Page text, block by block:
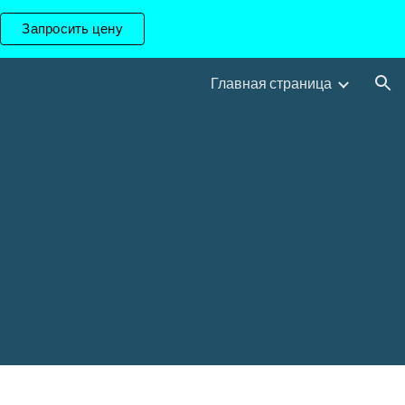
Запросить цену
Главная страница